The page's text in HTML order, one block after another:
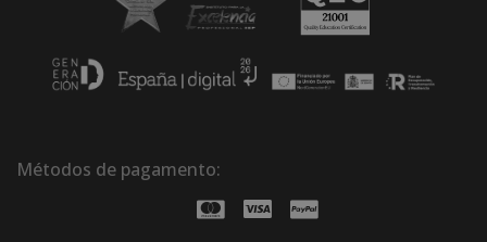
Métodos de pagamento: